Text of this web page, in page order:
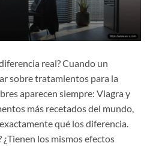
real? Cuando un
sobre tratamientos para la
aparecen siempre: Viagra y
más recetados del mundo,
qué los diferencia.
los mismos efectos